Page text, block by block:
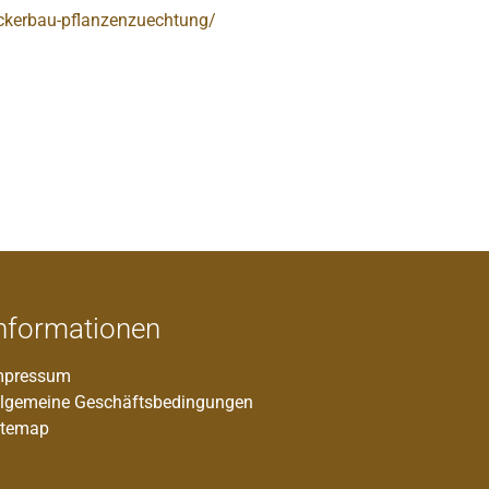
pflanzenzuechtung/
Geschäftsbedingungen